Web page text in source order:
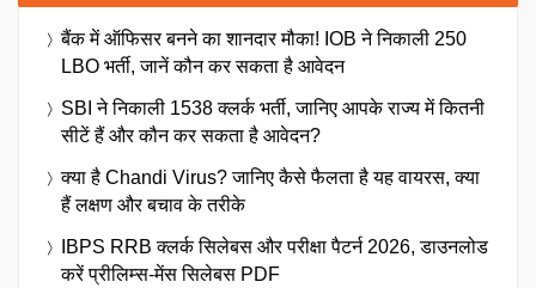
बैंक में ऑफिसर बनने का शानदार मौका! IOB ने निकाली 250
LBO भर्ती, जानें कौन कर सकता है आवेदन
SBI ने निकाली 1538 क्लर्क भर्ती, जानिए आपके राज्य में कितनी
सीटें हैं और कौन कर सकता है आवेदन?
क्या है Chandi Virus? जानिए कैसे फैलता है यह वायरस, क्या
हैं लक्षण और बचाव के तरीके
IBPS RRB क्लर्क सिलेबस और परीक्षा पैटर्न 2026, डाउनलोड
करें प्रीलिम्स-मेंस सिलेबस PDF